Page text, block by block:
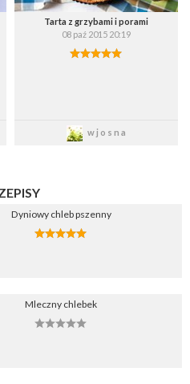
Tarta z grzybami i porami
08 paź 2015 20:19
wjosna
Zapisz
Dyniowy chleb pszenny
Mleczny chlebek